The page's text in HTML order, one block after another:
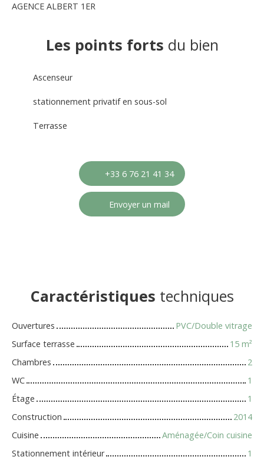
AGENCE ALBERT 1ER
Les points forts du bien
Ascenseur
stationnement privatif en sous-sol
Terrasse
+33 6 76 21 41 34
Envoyer un mail
Caractéristiques techniques
Ouvertures
PVC/Double vitrage
Surface terrasse
15 m²
Chambres
2
WC
1
Étage
1
Construction
2014
Cuisine
Aménagée/Coin cuisine
Stationnement intérieur
1